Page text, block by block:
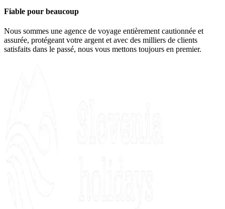
Fiable pour beaucoup
Nous sommes une agence de voyage entièrement cautionnée et
assurée, protégeant votre argent et avec des milliers de clients
satisfaits dans le passé, nous vous mettons toujours en premier.